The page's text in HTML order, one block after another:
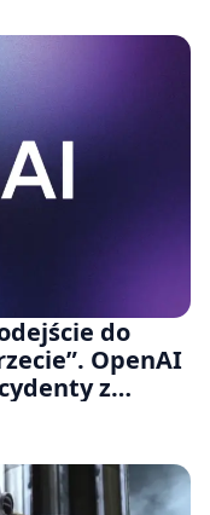
do
OpenAI
z